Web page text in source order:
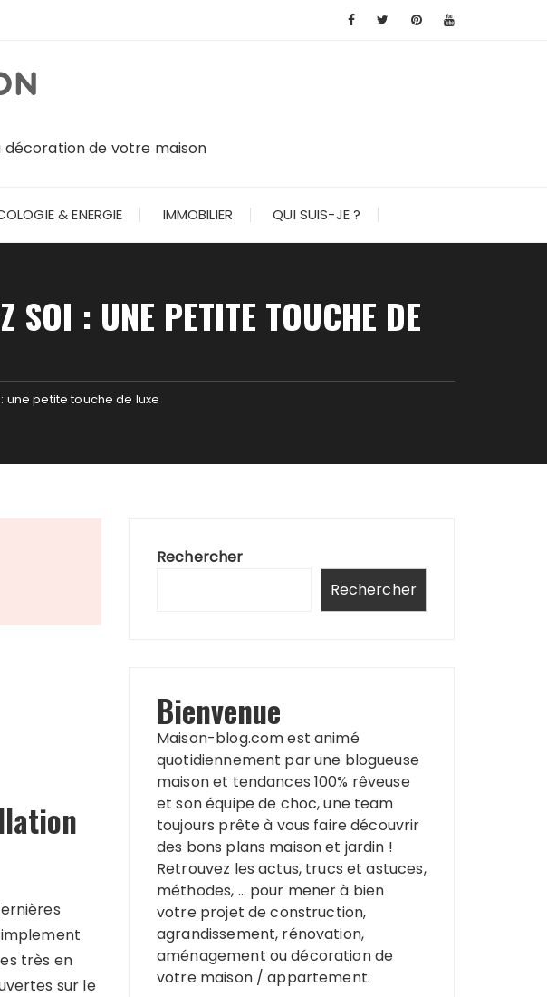
de votre maison
& ENERGIE IMMOBILIER QUI SUIS-JE ?
SOI : UNE PETITE TOUCHE DE
une petite touche de luxe
très en
sur le
Rechercher
Rechercher
Bienvenue
Maison-blog.com est animé
quotidiennement par une blogueuse
maison et tendances 100% rêveuse
et son équipe de choc, une team
toujours prête à vous faire découvrir
des bons plans maison et jardin !
Retrouvez les actus, trucs et astuces,
méthodes, … pour mener à bien
votre projet de construction,
agrandissement, rénovation,
aménagement ou décoration de
votre maison / appartement.